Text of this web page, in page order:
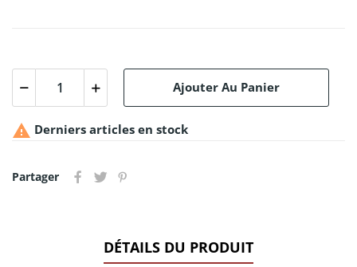
Ajouter Au Panier
 Derniers articles en stock
Partager
DÉTAILS DU PRODUIT